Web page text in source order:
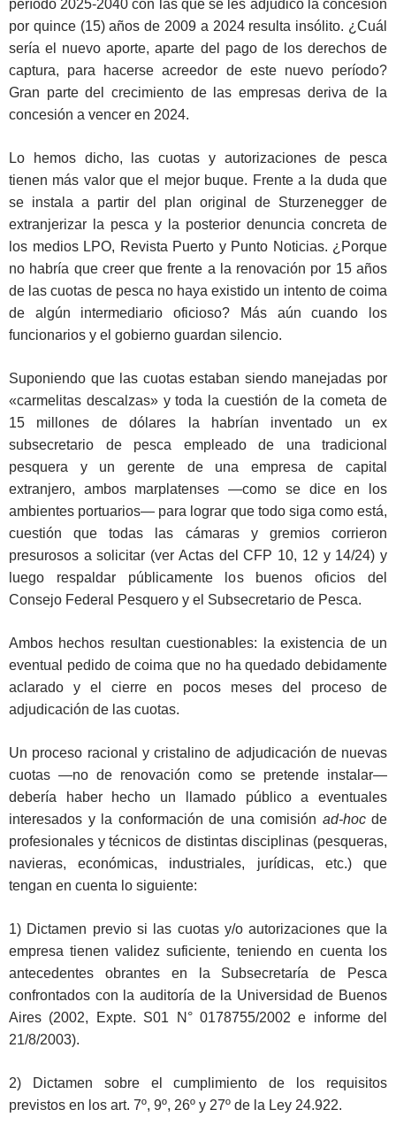
período 2025-2040 con las que se les adjudicó la concesión
por quince (15) años de 2009 a 2024 resulta insólito. ¿Cuál
sería el nuevo aporte, aparte del pago de los derechos de
captura, para hacerse acreedor de este nuevo período?
Gran parte del crecimiento de las empresas deriva de la
concesión a vencer en 2024.
Lo hemos dicho, las cuotas y autorizaciones de pesca
tienen más valor que el mejor buque. Frente a la duda que
se instala a partir del plan original de Sturzenegger de
extranjerizar la pesca y la posterior denuncia concreta de
los medios LPO, Revista Puerto y Punto Noticias. ¿Porque
no habría que creer que frente a la renovación por 15 años
de las cuotas de pesca no haya existido un intento de coima
de algún intermediario oficioso? Más aún cuando los
funcionarios y el gobierno guardan silencio.
Suponiendo que las cuotas estaban siendo manejadas por
«carmelitas descalzas» y toda la cuestión de la cometa de
15 millones de dólares la habrían inventado un ex
subsecretario de pesca empleado de una tradicional
pesquera y un gerente de una empresa de capital
extranjero, ambos marplatenses ―como se dice en los
ambientes portuarios― para lograr que todo siga como está,
cuestión que todas las cámaras y gremios corrieron
presurosos a solicitar (ver Actas del CFP 10, 12 y 14/24) y
luego respaldar públicamente los buenos oficios del
Consejo Federal Pesquero y el Subsecretario de Pesca.
Ambos hechos resultan cuestionables: la existencia de un
eventual pedido de coima que no ha quedado debidamente
aclarado y el cierre en pocos meses del proceso de
adjudicación de las cuotas.
Un proceso racional y cristalino de adjudicación de nuevas
cuotas ―no de renovación como se pretende instalar―
debería haber hecho un llamado público a eventuales
interesados y la conformación de una comisión ad-hocde
profesionales y técnicos de distintas disciplinas (pesqueras,
navieras, económicas, industriales, jurídicas, etc.) que
tengan en cuenta lo siguiente:
1) Dictamen previo si las cuotas y/o autorizaciones que la
empresa tienen validez suficiente, teniendo en cuenta los
antecedentes obrantes en la Subsecretaría de Pesca
confrontados con la auditoría de la Universidad de Buenos
Aires (2002, Expte. S01 N° 0178755/2002 e informe del
21/8/2003).
2) Dictamen sobre el cumplimiento de los requisitos
previstos en los art. 7º, 9º, 26º y 27º de la Ley 24.922.